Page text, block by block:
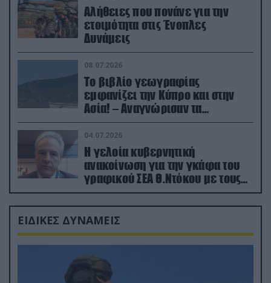
Αλήθειες που πονάνε για την
ετοιμότητα στις Ένοπλες
Δυνάμεις
08.07.2026
Το βιβλίο γεωγραφίας
εμφανίζει την Κύπρο και στην
Ασία! – Αναγνώρισαν τα
κατεχόμενα; (φωτο)
04.07.2026
Η γελοία κυβερνητική
ανακοίνωση για την γκάφα του
γραφικού ΣΕΑ Θ.Ντόκου με τους
Ρώσους φαρσέρ
ΕΙΔΙΚΕΣ ΔΥΝΑΜΕΙΣ